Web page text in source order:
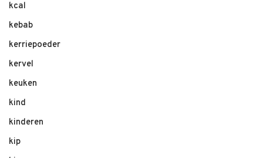
kcal
kebab
kerriepoeder
kervel
keuken
kind
kinderen
kip